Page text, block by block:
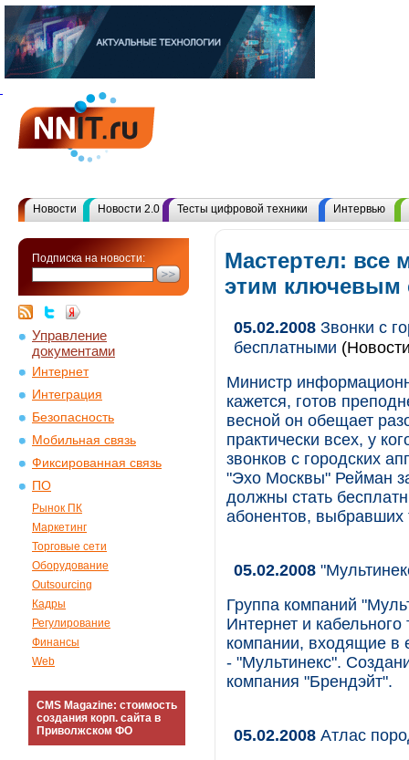
Новости Новости 2.0 Тесты цифровой техники Интервью
Подписка на новости:
Управление
документами
Интернет
Интеграция
Безопасность
Мобильная связь
Фиксированная связь
ПО
Рынок ПК
Маркетинг
Торговые сети
Оборудование
Outsourcing
Кадры
Регулирование
Финансы
Web
CMS Magazine: стоимость
создания корп. сайта в
Приволжском ФО
Мастертел: все
этим ключевым
05.02.2008 Звонки с
бесплатными
Министр
кажется, готов
весной он обещает
практически всех, у
звонков с городских
"Эхо Москвы" Рейман
должны стать
абонентов,
05.02.2008
Группа компаний
Интернет и
компании, входящие в
- "Мультинекс".
компания "Брендэйт".
05.02.2008 Атлас